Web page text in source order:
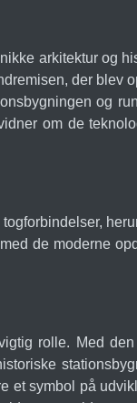
arkitektur og
der blev
og
om de
de moderne
rolle. Med
et symbol på